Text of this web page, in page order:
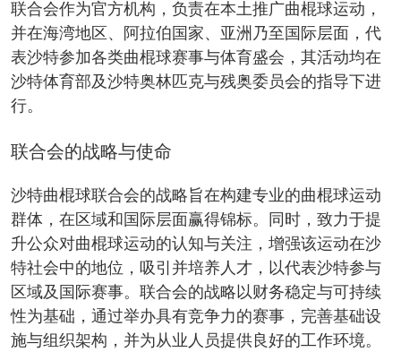
联合会作为官方机构，负责在本土推广曲棍球运动，
并在海湾地区、阿拉伯国家、亚洲乃至国际层面，代
表沙特参加各类曲棍球赛事与体育盛会，其活动均在
沙特体育部及沙特奥林匹克与残奥委员会的指导下进
行。
联合会的战略与使命
沙特曲棍球联合会的战略旨在构建专业的曲棍球运动
群体，在区域和国际层面赢得锦标。同时，致力于提
升公众对曲棍球运动的认知与关注，增强该运动在沙
特社会中的地位，吸引并培养人才，以代表沙特参与
区域及国际赛事。联合会的战略以财务稳定与可持续
性为基础，通过举办具有竞争力的赛事，完善基础设
施与组织架构，并为从业人员提供良好的工作环境。